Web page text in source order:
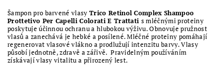
Šampon pro barvené vlasy Trico Retinol Complex Shampoo
Prottetivo Per Capelli Colorati E Trattati s mléčnými proteiny
poskytuje účinnou ochranu a hlubokou výživu. Obnovuje pružnost
vlasů a zanechává je hebké a posílené. Mléčné proteiny pomáhají
regenerovat vlasové vlákno a prodlužují intenzitu barvy. Vlasy
působí jednotně, zdravě a zářivě. Pravidelným používáním
získávají vlasy vitalitu a přirozený lest.